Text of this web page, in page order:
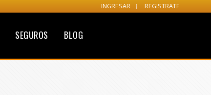
INGRESAR REGISTRATE
SEGUROS BLOG